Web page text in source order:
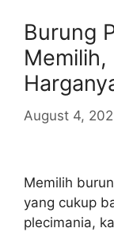
Burung
August 4,
Memilih
yang cukup
plecimania,